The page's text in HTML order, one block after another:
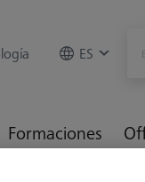
ES
Formaciones